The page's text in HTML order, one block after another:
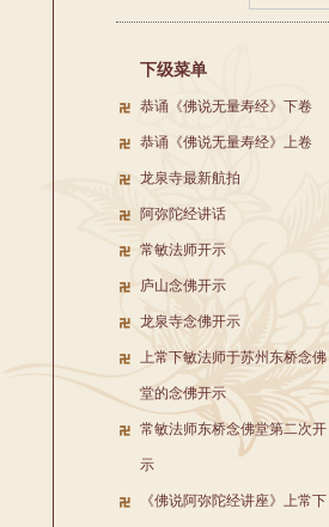
下级菜单
恭诵《佛说无量寿经》下卷
恭诵《佛说无量寿经》上卷
龙泉寺最新航拍
阿弥陀经讲话
常敏法师开示
庐山念佛开示
龙泉寺念佛开示
上常下敏法师于苏州东桥念佛
堂的念佛开示
常敏法师东桥念佛堂第二次开
示
《佛说阿弥陀经讲座》上常下